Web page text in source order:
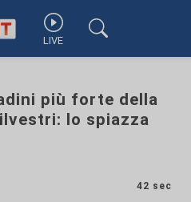
LIVE
più forte della
lo spiazza
42 sec